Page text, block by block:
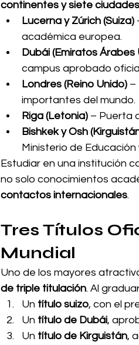
continentes y siete ciudades
Lucerna y Zúrich (Suiza)
académica europea.
Dubái (Emiratos Árabes
campus aprobado
Londres (Reino Unido) –
importantes del mundo.
Riga (Letonia) – Puerta
Bishkek y Osh
Ministerio de Educación
Estudiar en una institución
no solo conocimientos
contactos internacionales.
Tres Títulos
Mundial
Uno de los mayores
de triple titulación. Al
Un título suizo, con el
Un título de Dubái,
Un título de Kirguistán,